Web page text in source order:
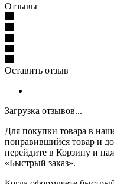
Отзывы
Оставить отзыв
Загрузка отзывов...
Для покупки товара в
понравившийся товар и
перейдите в Корзину и
«Быстрый заказ».